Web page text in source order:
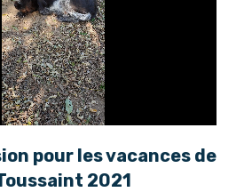
pour les vacances de
2021